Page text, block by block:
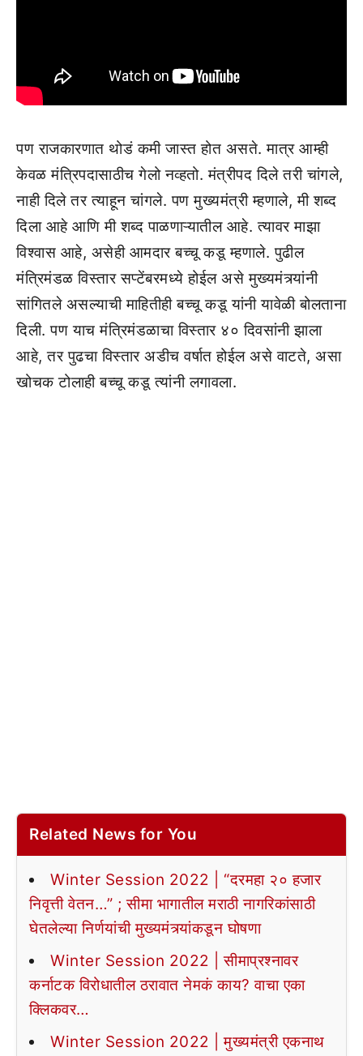
पण राजकारणात थोडं कमी जास्त होत असते. मात्र आम्ही
केवळ मंत्रिपदासाठीच गेलो नव्हतो. मंत्रीपद दिले तरी चांगले,
नाही दिले तर त्याहून चांगले. पण मुख्यमंत्री म्हणाले, मी शब्द
दिला आहे आणि मी शब्द पाळणाऱ्यातील आहे. त्यावर माझा
विश्वास आहे, असेही आमदार बच्चू कडू म्हणाले. पुढील
मंत्रिमंडळ विस्तार सप्टेंबरमध्ये होईल असे मुख्यमंत्र्यांनी
सांगितले असल्याची माहितीही बच्चू कडू यांनी यावेळी बोलताना
दिली. पण याच मंत्रिमंडळाचा विस्तार ४० दिवसांनी झाला
आहे, तर पुढचा विस्तार अडीच वर्षात होईल असे वाटते, असा
खोचक टोलाही बच्चू कडू त्यांनी लगावला.
Related News for You
Winter Session 2022 | “दरमहा २० हजार
निवृत्ती वेतन…” ; सीमा भागातील मराठी नागरिकांसाठी
घेतलेल्या निर्णयांची मुख्यमंत्र्यांकडून घोषणा
Winter Session 2022 | सीमाप्रश्नावर
कर्नाटक विरोधातील ठरावात नेमकं काय? वाचा एका
क्लिकवर…
Winter Session 2022 | मुख्यमंत्री एकनाथ